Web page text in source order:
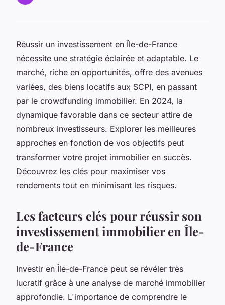
Réussir un investissement en Île-de-France
nécessite une stratégie éclairée et adaptable. Le
marché, riche en opportunités, offre des avenues
variées, des biens locatifs aux SCPI, en passant
par le crowdfunding immobilier. En 2024, la
dynamique favorable dans ce secteur attire de
nombreux investisseurs. Explorer les meilleures
approches en fonction de vos objectifs peut
transformer votre projet immobilier en succès.
Découvrez les clés pour maximiser vos
rendements tout en minimisant les risques.
Les facteurs clés pour réussir son
investissement immobilier en Île-
de-France
Investir en Île-de-France peut se révéler très
lucratif grâce à une analyse de marché immobilier
approfondie. L'importance de comprendre le